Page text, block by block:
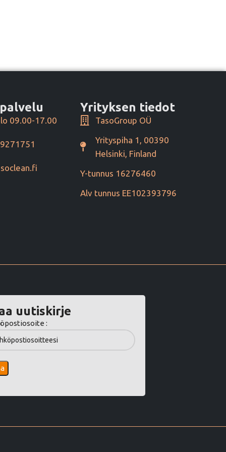
09.00-17.00
Yrityksen tiedot
TasoGroup OÜ
Yrityspiha 1, 00390
Helsinki, Finland
Y-tunnus 16276460
Alv tunnus EE102393796
uutiskirje
: